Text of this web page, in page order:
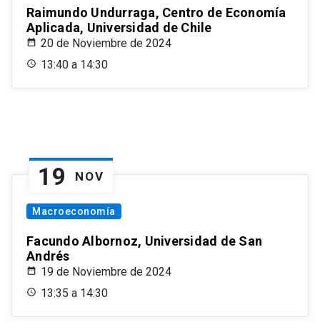
Raimundo Undurraga, Centro de Economía
Aplicada, Universidad de Chile
20 de Noviembre de 2024
13:40 a 14:30
19 NOV
Macroeconomía
Facundo Albornoz, Universidad de San
Andrés
19 de Noviembre de 2024
13:35 a 14:30